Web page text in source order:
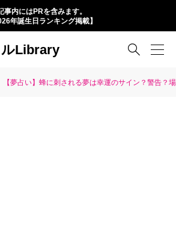
事内にはPRを含みます。
年誕生日ランキング掲載】
Library 
【夢占い】蜂に刺される夢は幸運のサイン？警告？